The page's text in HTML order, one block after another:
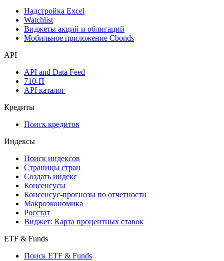
Надстройка Excel
Watchlist
Виджеты акций и облигаций
Мобильное приложение Cbonds
API
API and Data Feed
710-П
API каталог
Кредиты
Поиск кредитов
Индексы
Поиск индексов
Страницы стран
Создать индекс
Консенсусы
Консенсус-прогнозы по отчетности
Макроэкономика
Росстат
Виджет: Карта процентных ставок
ETF & Funds
Поиск ETF & Funds